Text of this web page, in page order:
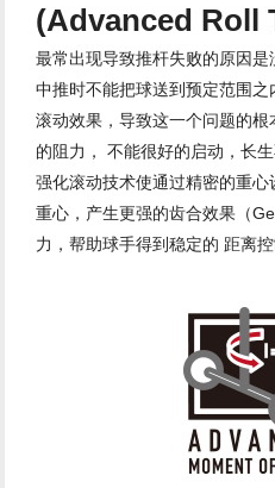
(Advanced Roll
最常出现导致推杆失败的原因
中推时不能把球送到预定范围
滚动效果，导致这一个问题的
的阻力， 不能很好的启动，长
强化滚动技术使通过精密的重
重心，产生更强的齿合效果（
力，帮助球手得到稳定的 距离